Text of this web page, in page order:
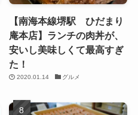
【南海本線堺駅 ひだまり
庵本店】ランチの肉丼が、
安いし美味しくて最高すぎ
た！
2020.01.14 グルメ